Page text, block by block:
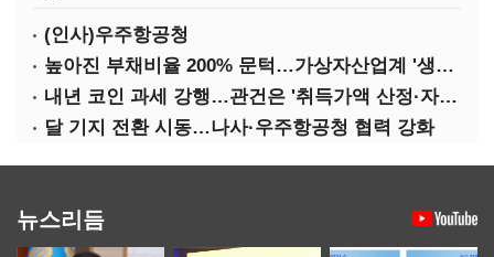
(인사)우주항공청
높아진 부채비율 200% 문턱…가상자산업계 '생존 시험대'
내년 코인 과세 강행…관건은 '취득가액 산정·자산 이동'
달 기지 전환 시동…나사·우주항공청 협력 강화
뉴스리듬